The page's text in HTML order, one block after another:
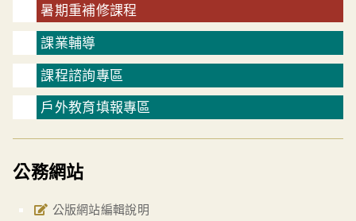
暑期重補修課程
課業輔導
課程諮詢專區
戶外教育填報專區
公務網站
公版網站編輯說明